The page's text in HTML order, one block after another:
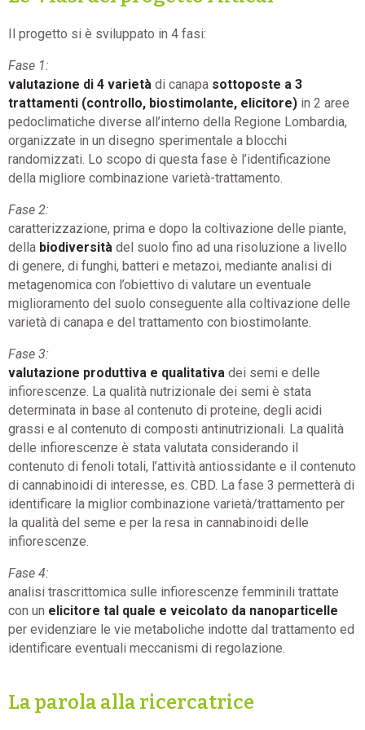
Il progetto si è sviluppato in 4 fasi:
Fase 1:
valutazione di 4 varietà di canapa sottoposte a 3
trattamenti (controllo, biostimolante, elicitore) in 2 aree
pedoclimatiche diverse all’interno della Regione Lombardia,
organizzate in un disegno sperimentale a blocchi
randomizzati. Lo scopo di questa fase è l’identificazione
della migliore combinazione varietà-trattamento.
Fase 2:
caratterizzazione, prima e dopo la coltivazione delle piante,
della biodiversità del suolo fino ad una risoluzione a livello
di genere, di funghi, batteri e metazoi, mediante analisi di
metagenomica con l’obiettivo di valutare un eventuale
miglioramento del suolo conseguente alla coltivazione delle
varietà di canapa e del trattamento con biostimolante.
Fase 3:
valutazione produttiva e qualitativa dei semi e delle
infiorescenze. La qualità nutrizionale dei semi è stata
determinata in base al contenuto di proteine, degli acidi
grassi e al contenuto di composti antinutrizionali. La qualità
delle infiorescenze è stata valutata considerando il
contenuto di fenoli totali, l’attività antiossidante e il contenuto
di cannabinoidi di interesse, es. CBD. La fase 3 permetterà di
identificare la miglior combinazione varietà/trattamento per
la qualità del seme e per la resa in cannabinoidi delle
infiorescenze.
Fase 4:
analisi trascrittomica sulle infiorescenze femminili trattate
con un elicitore tal quale e veicolato da nanoparticelle
per evidenziare le vie metaboliche indotte dal trattamento ed
identificare eventuali meccanismi di regolazione.
La parola alla ricercatrice